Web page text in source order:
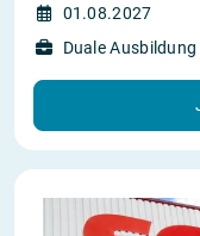
01.08.2027
Duale Ausbildung